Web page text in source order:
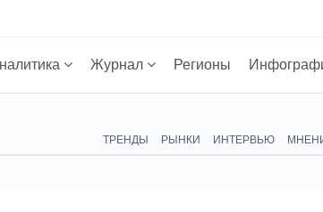
Журнал Регионы
ТРЕНДЫ РЫНКИ ИНТЕРВЬЮ